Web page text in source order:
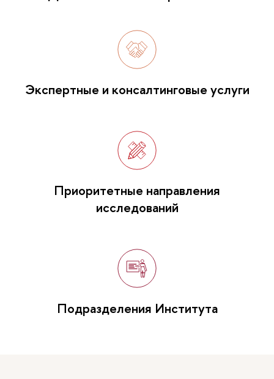
Экспертные и консалтинговые услуги
Приоритетные направления
исследований
Подразделения Института